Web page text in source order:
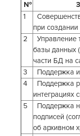
№
1
при
2
Управление
базы данных
части БД на
3 Поддержка
4
Поддержка
интеграциях
5
Поддержка
подписей
об архивном